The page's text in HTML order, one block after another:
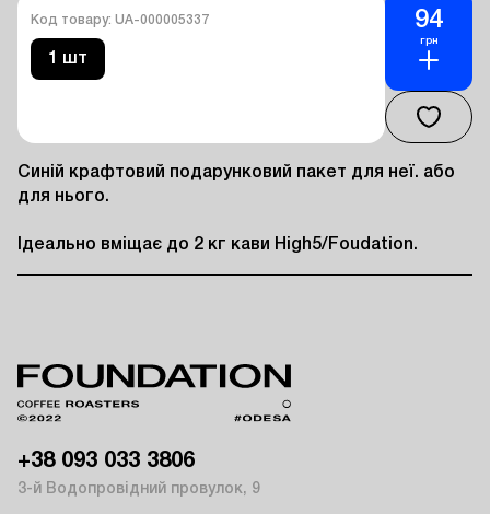
Код товару: UA-000005337
1 шт
94
грн
Синій крафтовий подарунковий пакет для неї. або
для нього.
Ідеально вміщає до 2 кг кави High5/Foudation.
+38 093 033 3806
3-й Водопровідний провулок, 9